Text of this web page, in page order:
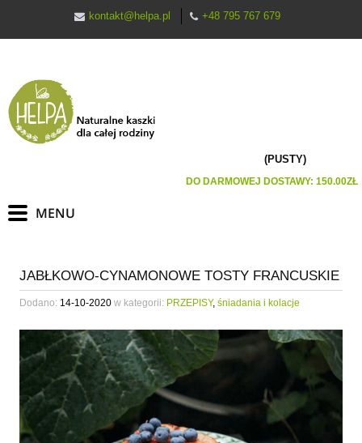
kontakt@helpa.pl +48 795 767 679
(PUSTY)
DO DARMOWEJ DOSTAWY: 150.00ZŁ
JABŁKOWO-CYNAMONOWE TOSTY FRANCUSKIE
Dodano: 14-10-2020 w kategorii: PRZEPISY, śniadania i kolacje